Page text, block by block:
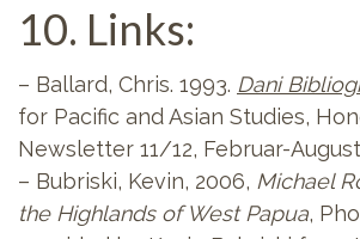
10. Links:
– Ballard, Chris. 1993. Dani
for Pacific and Asian Studies,
Newsletter 11/12, Februar-
– Bubriski, Kevin, 2006, Michael
the Highlands of West Papua,